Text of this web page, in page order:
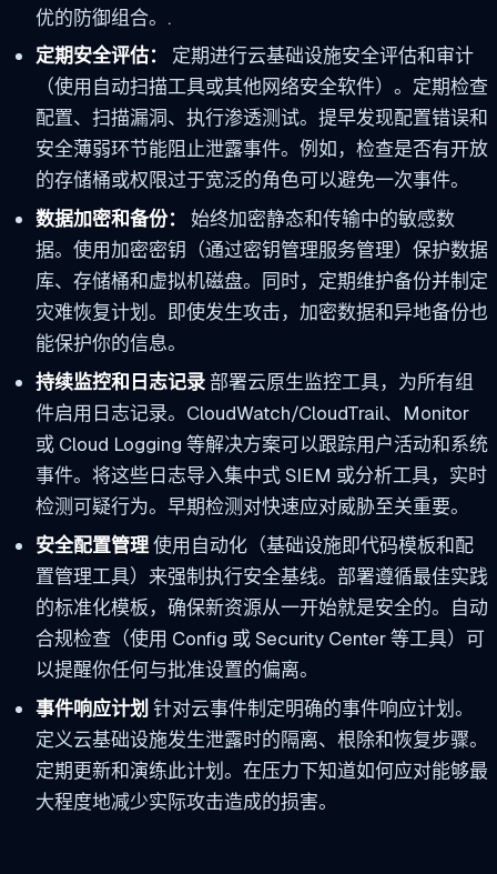
优的防御组合。 .
定期安全评估： 定期进行云基础设施安全评估和审计
（使用自动扫描工具或其他网络安全软件）。定期检查
配置、扫描漏洞、执行渗透测试。提早发现配置错误和
安全薄弱环节能阻止泄露事件。例如，检查是否有开放
的存储桶或权限过于宽泛的角色可以避免一次事件。
数据加密和备份：
始终加密静态和传输中的敏感数
据。使用加密密钥（通过密钥管理服务管理）保护数据
库、存储桶和虚拟机磁盘。同时，定期维护备份并制定
灾难恢复计划。即使发生攻击，加密数据和异地备份也
能保护你的信息。
持续监控和日志记录部署云原生监控工具，为所有组
件启用日志记录。CloudWatch/CloudTrail、Monitor
或 Cloud Logging 等解决方案可以跟踪用户活动和系统
事件。将这些日志导入集中式 SIEM 或分析工具，实时
检测可疑行为。早期检测对快速应对威胁至关重要。
安全配置管理使用自动化（基础设施即代码模板和配
置管理工具）来强制执行安全基线。部署遵循最佳实践
的标准化模板，确保新资源从一开始就是安全的。自动
合规检查（使用 Config 或 Security Center 等工具）可
以提醒你任何与批准设置的偏离。
事件响应计划 针对云事件制定明确的事件响应计划。
定义云基础设施发生泄露时的隔离、根除和恢复步骤。
定期更新和演练此计划。在压力下知道如何应对能够最
大程度地减少实际攻击造成的损害。